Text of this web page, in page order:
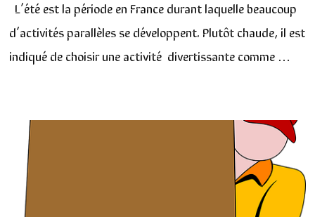
L’été est la période en France durant laquelle beaucoup
d’activités parallèles se développent. Plutôt chaude, il est
indiqué de choisir une activité divertissante comme …